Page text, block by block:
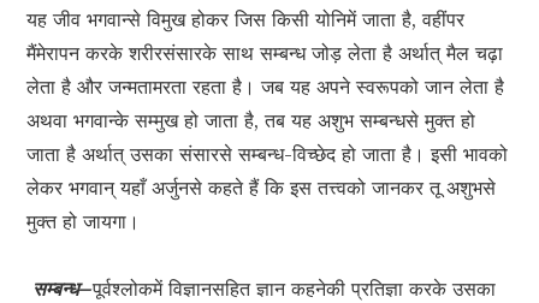
यह जीव भगवान्से विमुख होकर जिस किसी योनिमें जाता है, वहींपर
मैंमेरापन करके शरीरसंसारके साथ सम्बन्ध जोड़ लेता है अर्थात् मैल चढ़ा
लेता है और जन्मतामरता रहता है। जब यह अपने स्वरूपको जान लेता है
अथवा भगवान्के सम्मुख हो जाता है, तब यह अशुभ सम्बन्धसे मुक्त हो
जाता है अर्थात् उसका संसारसे सम्बन्ध-विच्छेद हो जाता है। इसी भावको
लेकर भगवान् यहाँ अर्जुनसे कहते हैं कि इस तत्त्वको जानकर तू अशुभसे
मुक्त हो जायगा।
सम्बन्ध–पूर्वश्लोकमें विज्ञानसहित ज्ञान कहनेकी प्रतिज्ञा करके उसका